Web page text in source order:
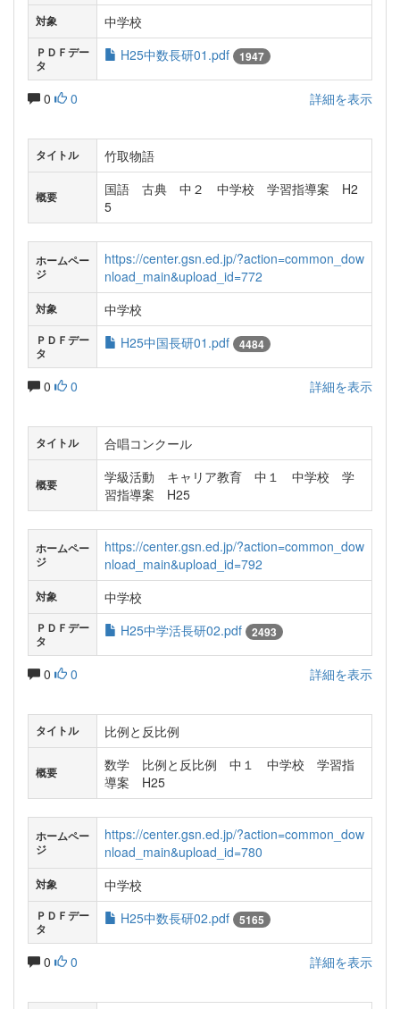
対象 中学校
ＰＤＦデー
タ
H25中数長研01.pdf 1947
0 0 詳細を表示
タイトル 竹取物語
概要
国語 古典 中２ 中学校 学習指導案 H2
5
ホームペー
ジ
https://center.gsn.ed.jp/?action=common_dow
nload_main&upload_id=772
対象 中学校
ＰＤＦデー
タ
H25中国長研01.pdf 4484
0 0 詳細を表示
タイトル 合唱コンクール
概要
学級活動 キャリア教育 中１ 中学校 学
習指導案 H25
ホームペー
ジ
https://center.gsn.ed.jp/?action=common_dow
nload_main&upload_id=792
対象 中学校
ＰＤＦデー
タ
H25中学活長研02.pdf 2493
0 0 詳細を表示
タイトル 比例と反比例
概要
数学 比例と反比例 中１ 中学校 学習指
導案 H25
ホームペー
ジ
https://center.gsn.ed.jp/?action=common_dow
nload_main&upload_id=780
対象 中学校
ＰＤＦデー
タ
H25中数長研02.pdf 5165
0 0 詳細を表示